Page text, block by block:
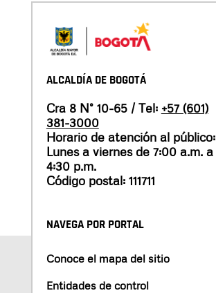
ALCALDÍA DE BOGOTÁ
Cra 8 N° 10-65 / Tel: +57 (601)
381-3000
Horario de atención al público:
Lunes a viernes de 7:00 a.m. a
4:30 p.m.
Código postal: 111711
NAVEGA POR PORTAL
Conoce el mapa del sitio
Entidades de control